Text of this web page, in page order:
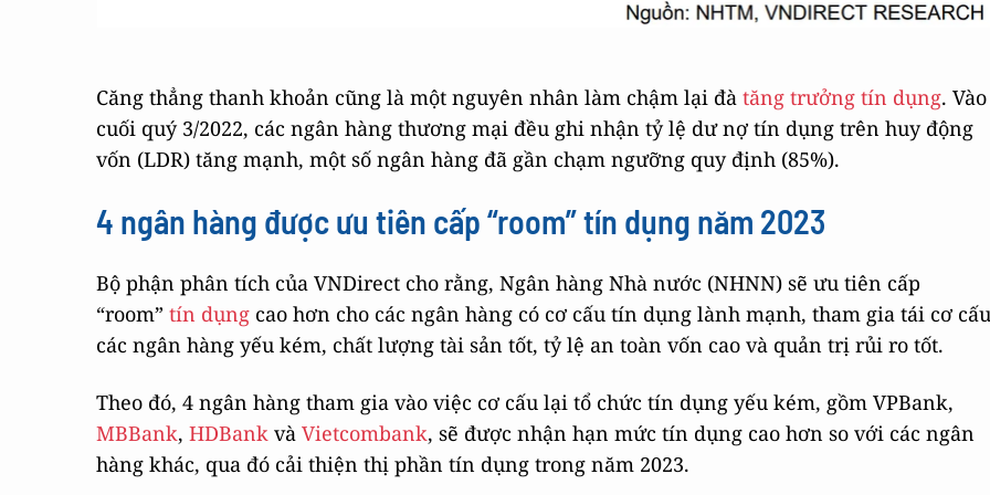
Căng thẳng thanh khoản cũng là một nguyên nhân làm chậm lại đà tăng trưởng tín dụng. Vào
cuối quý 3/2022, các ngân hàng thương mại đều ghi nhận tỷ lệ dư nợ tín dụng trên huy động
vốn (LDR) tăng mạnh, một số ngân hàng đã gần chạm ngưỡng quy định (85%).
4 ngân hàng được ưu tiên cấp “room” tín dụng năm 2023
Bộ phận phân tích của VNDirect cho rằng, Ngân hàng Nhà nước (NHNN) sẽ ưu tiên cấp
“room” tín dụng cao hơn cho các ngân hàng có cơ cấu tín dụng lành mạnh, tham gia tái cơ cấu
các ngân hàng yếu kém, chất lượng tài sản tốt, tỷ lệ an toàn vốn cao và quản trị rủi ro tốt.
Theo đó, 4 ngân hàng tham gia vào việc cơ cấu lại tổ chức tín dụng yếu kém, gồm VPBank,
MBBank, HDBank và Vietcombank, sẽ được nhận hạn mức tín dụng cao hơn so với các ngân
hàng khác, qua đó cải thiện thị phần tín dụng trong năm 2023.